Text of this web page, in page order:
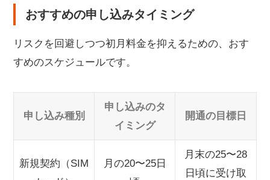
おすすめの申し込みタイミング
リスクを回避しつつ初月料金を抑えるための、おす
すめのスケジュールです。
申し込み種別
申し込みのタ
イミング
開通の目標日
新規契約（SIM
月の20〜25日
月末の25〜28
日頃に受け取